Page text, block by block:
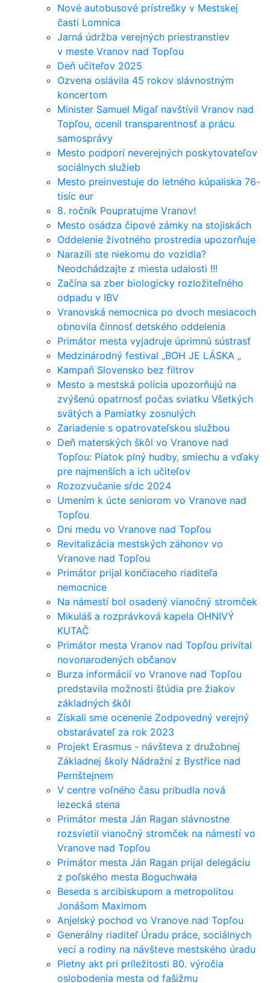
Nové autobusové prístrešky v Mestskej
časti Lomnica
Jarná údržba verejných priestranstiev
v meste Vranov nad Topľou
Deň učiteľov 2025
Ozvena oslávila 45 rokov slávnostným
koncertom
Minister Samuel Migaľ navštívil Vranov nad
Topľou, ocenil transparentnosť a prácu
samosprávy
Mesto podporí neverejných poskytovateľov
sociálnych služieb
Mesto preinvestuje do letného kúpaliska 76-
tisíc eur
8. ročník Poupratujme Vranov!
Mesto osádza čipové zámky na stojiskách
Oddelenie životného prostredia upozorňuje
Narazili ste niekomu do vozidla?
Neodchádzajte z miesta udalosti !!!
Začína sa zber biologicky rozložiteľného
odpadu v IBV
Vranovská nemocnica po dvoch mesiacoch
obnovila činnosť detského oddelenia
Primátor mesta vyjadruje úprimnú sústrasť
Medzinárodný festival „BOH JE LÁSKA „
Kampaň Slovensko bez filtrov
Mesto a mestská polícia upozorňujú na
zvýšenú opatrnosť počas sviatku Všetkých
svätých a Pamiatky zosnulých
Zariadenie s opatrovateľskou službou
Deň materských škôl vo Vranove nad
Topľou: Piatok plný hudby, smiechu a vďaky
pre najmenších a ich učiteľov
Rozozvučanie sŕdc 2024
Umením k úcte seniorom vo Vranove nad
Topľou
Dni medu vo Vranove nad Topľou
Revitalizácia mestských záhonov vo
Vranove nad Topľou
Primátor prijal končiaceho riaditeľa
nemocnice
Na námestí bol osadený vianočný stromček
Mikuláš a rozprávková kapela OHNIVÝ
KUTAČ
Primátor mesta Vranov nad Topľou privítal
novonarodených občanov
Burza informácií vo Vranove nad Topľou
predstavila možnosti štúdia pre žiakov
základných škôl
Získali sme ocenenie Zodpovedný verejný
obstarávateľ za rok 2023
Projekt Erasmus - návšteva z družobnej
Základnej školy Nádražní z Bystřice nad
Pernštejnem
V centre voľného času pribudla nová
lezecká stena
Primátor mesta Ján Ragan slávnostne
rozsvietil vianočný stromček na námestí vo
Vranove nad Topľou
Primátor mesta Ján Ragan prijal delegáciu
z poľského mesta Boguchwała
Beseda s arcibiskupom a metropolitou
Jonášom Maximom
Anjelský pochod vo Vranove nad Topľou
Generálny riaditeľ Úradu práce, sociálnych
vecí a rodiny na návšteve mestského úradu
Pietny akt pri príležitosti 80. výročia
oslobodenia mesta od fašižmu